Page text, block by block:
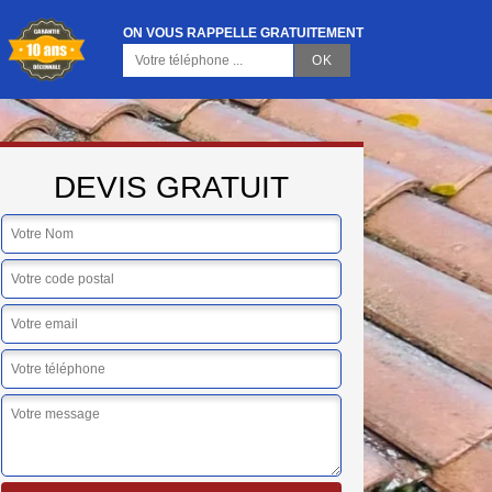
ON VOUS RAPPELLE GRATUITEMENT
DEVIS GRATUIT